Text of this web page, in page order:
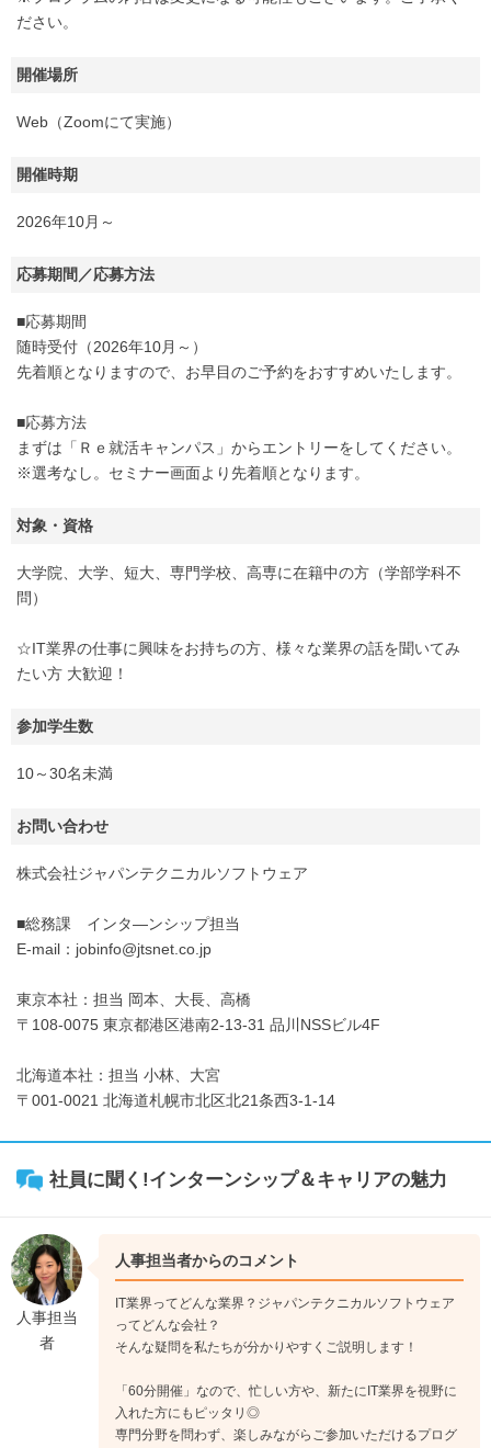
ださい。
開催場所
Web（Zoomにて実施）
開催時期
2026年10月～
応募期間／応募方法
■応募期間
随時受付（2026年10月～）
先着順となりますので、お早目のご予約をおすすめいたします。
■応募方法
まずは「Ｒｅ就活キャンパス」からエントリーをしてください。
※選考なし。セミナー画面より先着順となります。
対象・資格
大学院、大学、短大、専門学校、高専に在籍中の方（学部学科不
問）
☆IT業界の仕事に興味をお持ちの方、様々な業界の話を聞いてみ
たい方 大歓迎！
参加学生数
10～30名未満
お問い合わせ
株式会社ジャパンテクニカルソフトウェア
■総務課 インタ―ンシップ担当
E-mail：jobinfo@jtsnet.co.jp
東京本社：担当 岡本、大長、高橋
〒108-0075 東京都港区港南2-13-31 品川NSSビル4F
北海道本社：担当 小林、大宮
〒001-0021 北海道札幌市北区北21条西3-1-14
社員に聞く!インターンシップ＆キャリアの魅力
人事担当
者
人事担当者からのコメント
IT業界ってどんな業界？ジャパンテクニカルソフトウェア
ってどんな会社？
そんな疑問を私たちが分かりやすくご説明します！
「60分開催」なので、忙しい方や、新たにIT業界を視野に
入れた方にもピッタリ◎
専門分野を問わず、楽しみながらご参加いただけるプログ